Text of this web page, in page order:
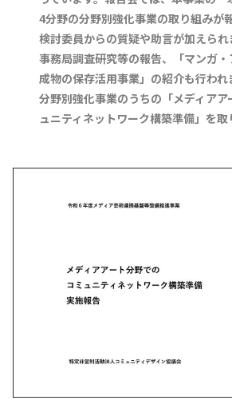
4分野の分野別強化事業の取り組みが
検討委員からの質疑や助言が加えられ
事務局調査研究等の報告、「マンガ
成物の保存活用事業」の紹介も行わ
分野別強化事業のうちの「メディアア
ュニティネットワーク構築準備」を取